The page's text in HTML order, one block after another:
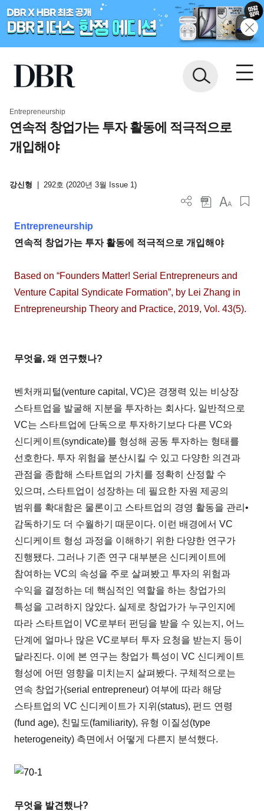
Entrepreneurship
연속적 창업가는 투자 활동에 적극적으로
개입해야
강신형 292호 (2020년 3월 Issue 1)
Entrepreneurship
연속적 창업가는 투자 활동에 적극적으로 개입해야
Based on “Founders Matter! Serial Entrepreneurs and
Venture Capital Syndicate Formation”, by Lei Zhang in
Entrepreneurship Theory and Practice, 2019, Vol. 43(5).
무엇을, 왜 연구했나?
벤처캐피털(venture capital, VC)은 경쟁력 있는 비상장
스타트업을 발굴해 지분을 투자하는 회사다. 일반적으로
VC는 스타트업에 단독으로 투자하기보다 다른 VC와
신디케이트(syndicate)를 형성해 공동 투자하는 형태를
선호한다. 투자 위험을 분산시킬 수 있고 다양한 의견과
관점을 종합해 스타트업의 가치를 정확히 산정할 수
있으며, 스타트업이 성장하는 데 필요한 자원 제공의
범위를 확대함은 물론이고 스타트업의 경영 활동을 관리•
감독하기도 더 수월하기 때문이다. 이런 배경에서 VC
신디케이트 형성 과정을 이해하기 위한 다양한 연구가
진행됐다. 그러나 기존 연구 대부분은 신디케이트에
참여하는 VC의 속성을 주로 살펴봤고 투자의 위험과
수익을 결정하는 데 핵심적인 역할을 하는 창업가의
특성을 고려하지 않았다. 실제로 창업가가 누구인지에
따라 스타트업이 VC로부터 펀딩을 받을 수 있는지, 어느
단계에 얼마나 많은 VC로부터 투자 요청을 받는지 등이
달라진다. 이에 본 연구는 창업가 특성이 VC 신디케이트
형성에 어떤 영향을 미치는지 살펴봤다. 구체적으로는
연속 창업가(serial entrepreneur) 여부에 따라 해당
스타트업의 VC 신디케이트가 지위(status), 펀드 연령
(fund age), 친밀도(familiarity), 유형 이질성(type
heterogeneity) 측면에서 어떻게 다른지 분석했다.
무엇을 발견했나?